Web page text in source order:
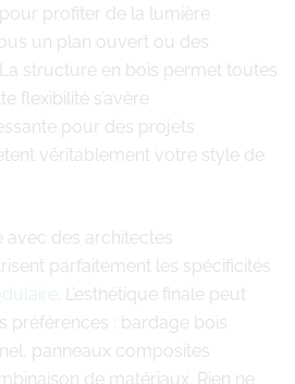
profiter de la lumière
un plan ouvert ou des
structure en bois permet toutes
flexibilité s’avère
pour des projets
véritablement votre style de
des architectes
parfaitement les spécificités
. L’esthétique finale peut
préférences : bardage bois
panneaux composites
de matériaux. Rien ne